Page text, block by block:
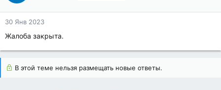
30 Янв 2023
Жалоба закрыта.
В этой теме нельзя размещать новые ответы.